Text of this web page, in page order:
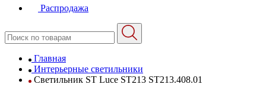
Распродажа
Главная
Интерьерные светильники
Светильник ST Luce ST213 ST213.408.01